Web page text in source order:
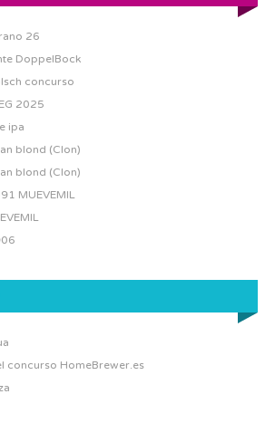
26
DoppelBock
concurso
2025
ipa
blond (Clon)
blond (Clon)
MUEVEMIL
concurso HomeBrewer.es